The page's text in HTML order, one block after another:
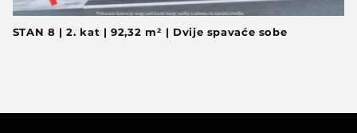
STAN 8 | 2. kat | 92,32 m² | Dvije spavaće sobe